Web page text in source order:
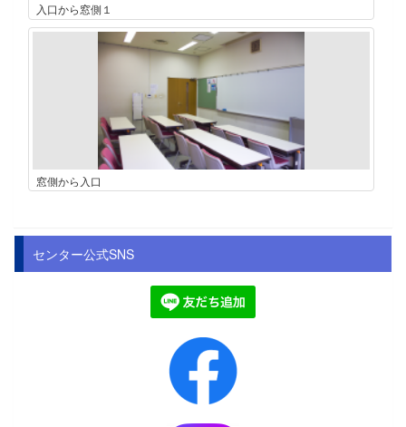
入口から窓側１
窓側から入口
センター公式SNS